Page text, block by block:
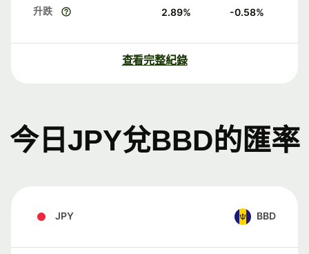
升跌 2.89% -0.58%
查看完整紀錄
今日JPY兌BBD的匯率
JPY BBD